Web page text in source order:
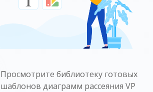
Просмотрите библиотеку готовых
шаблонов диаграмм рассеяния VP